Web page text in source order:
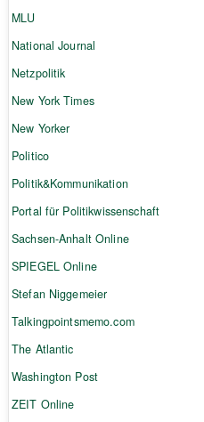
MLU
National Journal
Netzpolitik
New York Times
New Yorker
Politico
Politik&Kommunikation
Portal für Politikwissenschaft
Sachsen-Anhalt Online
SPIEGEL Online
Stefan Niggemeier
Talkingpointsmemo.com
The Atlantic
Washington Post
ZEIT Online